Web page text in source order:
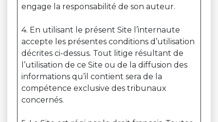
engage la responsabilité de son auteur.
4. En utilisant le présent Site l’internaute
accepte les présentes conditions d’utilisation
décrites ci-dessus. Tout litige résultant de
l’utilisation de ce Site ou de la diffusion des
informations qu’il contient sera de la
compétence exclusive des tribunaux
concernés.